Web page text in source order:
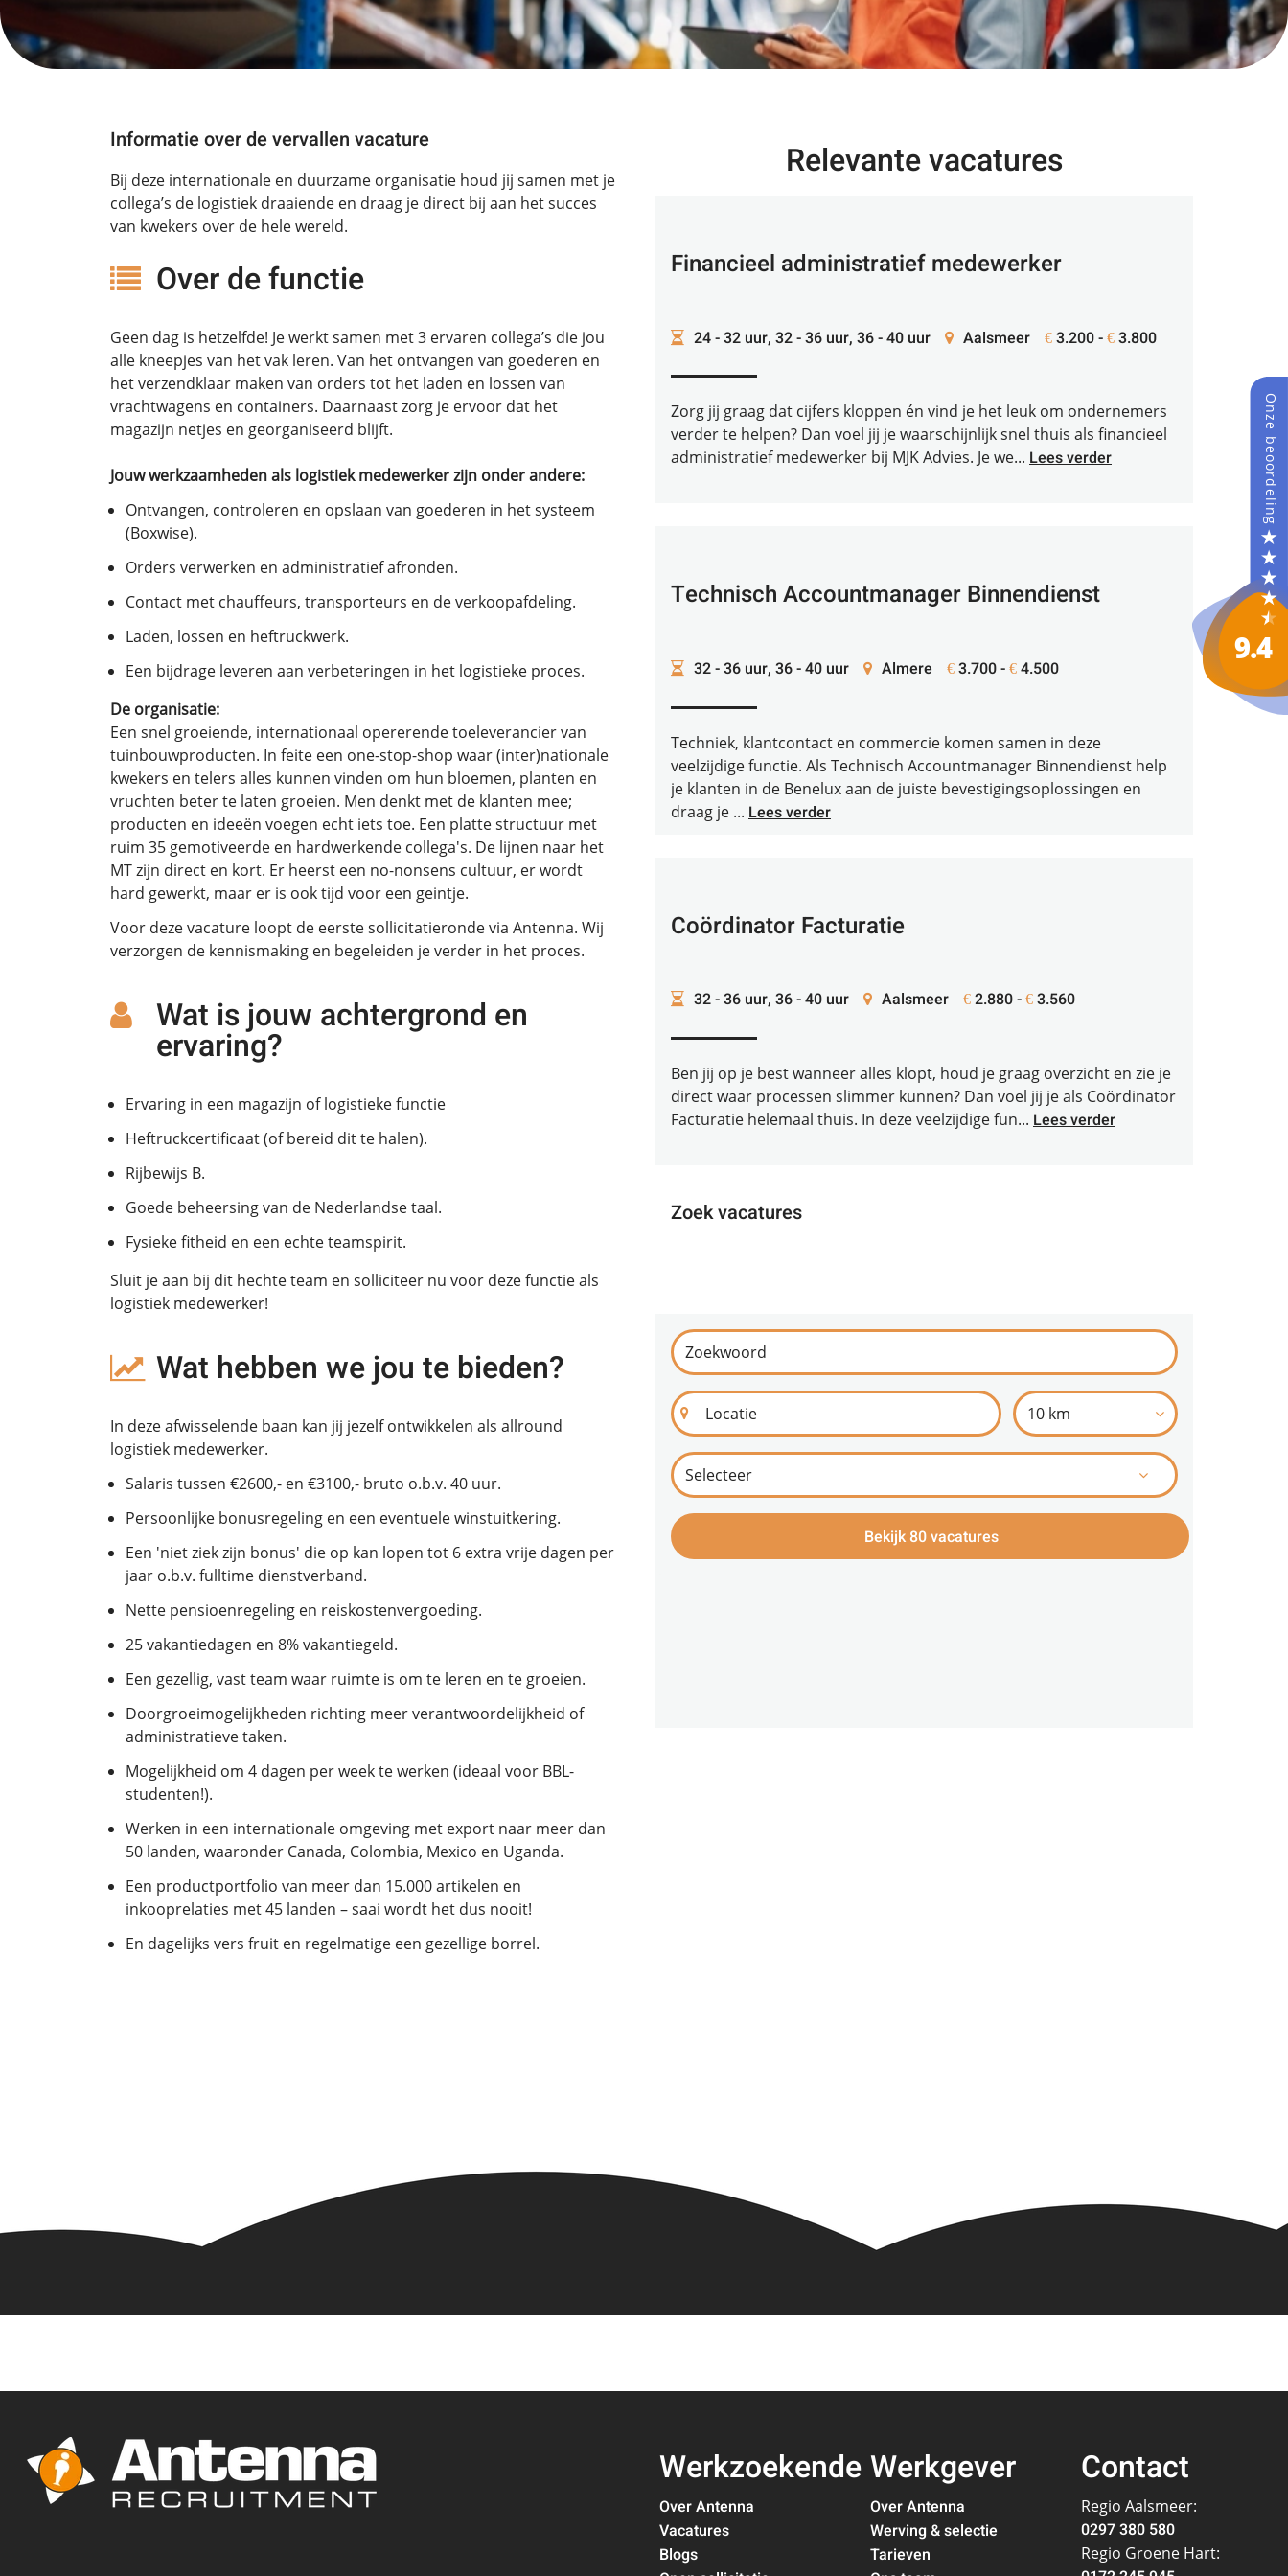
Informatie over de vervallen vacature
Bij deze internationale en duurzame organisatie houd jij samen met je
collega’s de logistiek draaiende en draag je direct bij aan het succes
van kwekers over de hele wereld.
Over de functie
Geen dag is hetzelfde! Je werkt samen met 3 ervaren collega’s die jou
alle kneepjes van het vak leren. Van het ontvangen van goederen en
het verzendklaar maken van orders tot het laden en lossen van
vrachtwagens en containers. Daarnaast zorg je ervoor dat het
magazijn netjes en georganiseerd blijft.
Jouw werkzaamheden als logistiek medewerker zijn onder andere:
Ontvangen, controleren en opslaan van goederen in het systeem
(Boxwise).
Orders verwerken en administratief afronden.
Contact met chauffeurs, transporteurs en de verkoopafdeling.
Laden, lossen en heftruckwerk.
Een bijdrage leveren aan verbeteringen in het logistieke proces.
De organisatie:
Een snel groeiende, internationaal opererende toeleverancier van
tuinbouwproducten. In feite een one-stop-shop waar (inter)nationale
kwekers en telers alles kunnen vinden om hun bloemen, planten en
vruchten beter te laten groeien. Men denkt met de klanten mee;
producten en ideeën voegen echt iets toe. Een platte structuur met
ruim 35 gemotiveerde en hardwerkende collega's. De lijnen naar het
MT zijn direct en kort. Er heerst een no-nonsens cultuur, er wordt
hard gewerkt, maar er is ook tijd voor een geintje.
Voor deze vacature loopt de eerste sollicitatieronde via Antenna. Wij
verzorgen de kennismaking en begeleiden je verder in het proces.
Wat is jouw achtergrond en
ervaring?
Ervaring in een magazijn of logistieke functie
Heftruckcertificaat (of bereid dit te halen).
Rijbewijs B.
Goede beheersing van de Nederlandse taal.
Fysieke fitheid en een echte teamspirit.
Sluit je aan bij dit hechte team en solliciteer nu voor deze functie als
logistiek medewerker!
Wat hebben we jou te bieden?
In deze afwisselende baan kan jij jezelf ontwikkelen als allround
logistiek medewerker.
Salaris tussen €2600,- en €3100,- bruto o.b.v. 40 uur.
Persoonlijke bonusregeling en een eventuele winstuitkering.
Een 'niet ziek zijn bonus' die op kan lopen tot 6 extra vrije dagen per
jaar o.b.v. fulltime dienstverband.
Nette pensioenregeling en reiskostenvergoeding.
25 vakantiedagen en 8% vakantiegeld.
Een gezellig, vast team waar ruimte is om te leren en te groeien.
Doorgroeimogelijkheden richting meer verantwoordelijkheid of
administratieve taken.
Mogelijkheid om 4 dagen per week te werken (ideaal voor BBL-
studenten!).
Werken in een internationale omgeving met export naar meer dan
50 landen, waaronder Canada, Colombia, Mexico en Uganda.
Een productportfolio van meer dan 15.000 artikelen en
inkooprelaties met 45 landen – saai wordt het dus nooit!
En dagelijks vers fruit en regelmatige een gezellige borrel.
Relevante vacatures
Financieel administratief medewerker
24 - 32 uur, 32 - 36 uur, 36 - 40 uur Aalsmeer € 3.200 - € 3.800
Zorg jij graag dat cijfers kloppen én vind je het leuk om ondernemers
verder te helpen? Dan voel jij je waarschijnlijk snel thuis als financieel
administratief medewerker bij MJK Advies. Je we... Lees verder
Technisch Accountmanager Binnendienst
32 - 36 uur, 36 - 40 uur Almere € 3.700 - € 4.500
Techniek, klantcontact en commercie komen samen in deze
veelzijdige functie. Als Technisch Accountmanager Binnendienst help
je klanten in de Benelux aan de juiste bevestigingsoplossingen en
draag je ... Lees verder
Coördinator Facturatie
32 - 36 uur, 36 - 40 uur Aalsmeer € 2.880 - € 3.560
Ben jij op je best wanneer alles klopt, houd je graag overzicht en zie je
direct waar processen slimmer kunnen? Dan voel jij je als Coördinator
Facturatie helemaal thuis. In deze veelzijdige fun... Lees verder
Zoek vacatures
10 km
Bekijk 80 vacatures
Werkzoekende
Over Antenna
Vacatures
Blogs
Werkgever
Over Antenna
Werving & selectie
Tarieven
Contact
Regio Aalsmeer:
0297 380 580
Regio Groene Hart: